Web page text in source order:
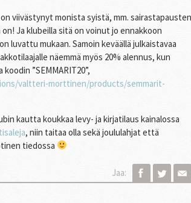
viivästynyt monista syistä, mm. sairastapausten
Ja klubeilla sitä on voinut jo ennakkoon
luvattu mukaan. Samoin keväällä julkaistavaa
näemmä myös 20% alennus, kun
”SEMMARIT20”,
valtteri-morttinen/products/semmarit-
kautta koukkaa levy- ja kirjatilaus kainalossa
, niin taitaa olla sekä joululahjat että
tiedossa
Jaa: